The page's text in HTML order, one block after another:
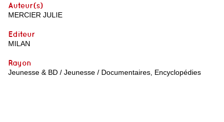
Auteur(s)
MERCIER JULIE
Editeur
MILAN
Rayon
Jeunesse & BD / Jeunesse / Documentaires, Encyclopédies